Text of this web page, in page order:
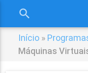
search
Início »
Máquinas